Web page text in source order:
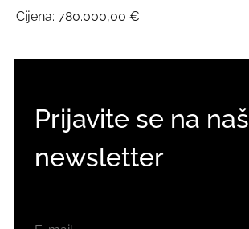
Cijena: 780.000,00 €
Prijavite se na naš
newsletter